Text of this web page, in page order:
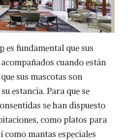
es fundamental que sus
cuando están
sus mascotas son
estancia. Para que se
se han dispuesto
como platos para
como mantas especiales